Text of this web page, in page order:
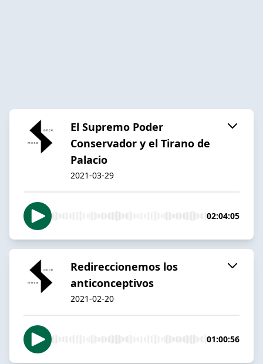
El Supremo Poder
Conservador y el Tirano de
Palacio
2021-03-29
02:04:05
Redireccionemos los
anticonceptivos
2021-02-20
01:00:56